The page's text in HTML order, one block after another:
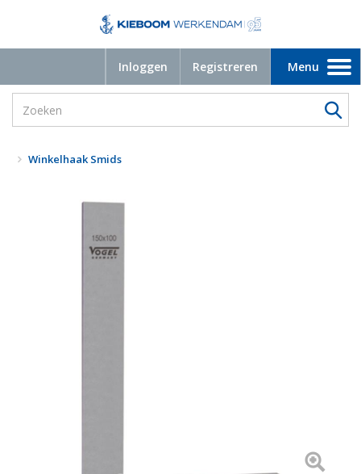
Inloggen Registreren
Toggle
navigation
Menu
Winkelhaak Smids